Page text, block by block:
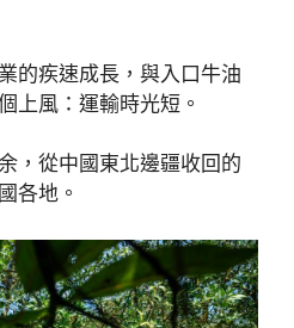
的疾速成長，與入口牛油
上風：運輸時光短。
，從中國東北邊疆收回的
各地。